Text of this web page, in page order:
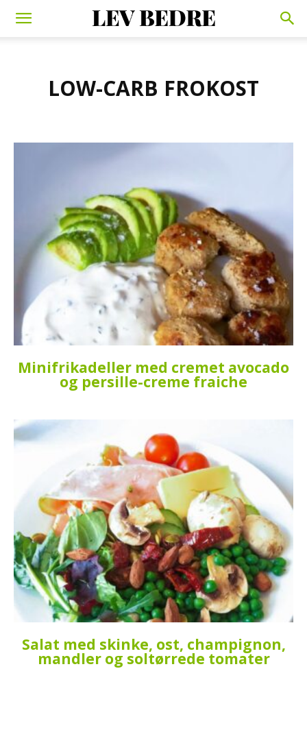
LOW-CARB FROKOST
Minifrikadeller med cremet avocado
og persille-creme fraiche
Salat med skinke, ost, champignon,
mandler og soltørrede tomater